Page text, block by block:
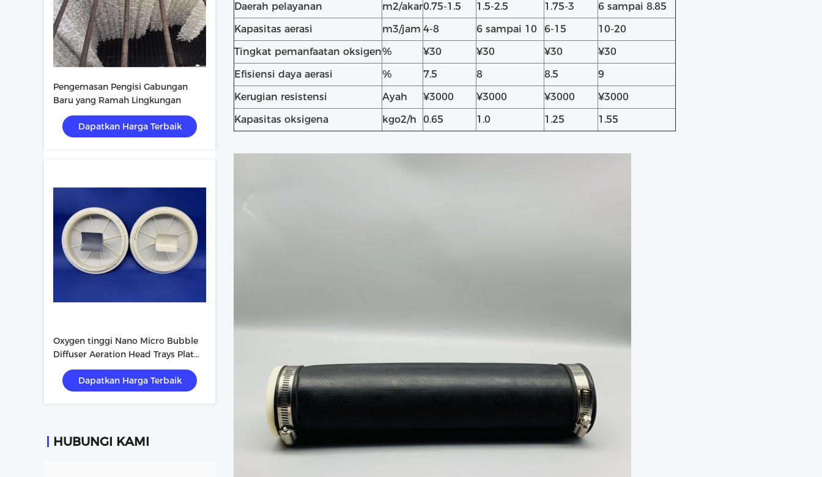
Pengemasan Pengisi Gabungan
Baru yang Ramah Lingkungan
Dapatkan Harga Terbaik
Oxygen tinggi Nano Micro Bubble
Diffuser Aeration Head Trays Plat
Disc Flat Type Diaphragm Disk
AeratorDapatkan Harga Terbaik
HUBUNGI KAMI
Daerah pelayanan
m2/akar0.75-1.5 1.5-2.5 1.75-3
6 sampai 8.85
Kapasitas aerasi
m3/jam 4-8 6 sampai 10 6-15
10-20
Tingkat pemanfaatan oksigen% ¥30 ¥30 ¥30
¥30
Efisiensi daya aerasi
% 7.5 8 8.5
9
Kerugian resistensi
Ayah ¥3000 ¥3000 ¥3000
¥3000
Kapasitas oksigena
kgo2/h 0.65 1.0 1.25 1.55